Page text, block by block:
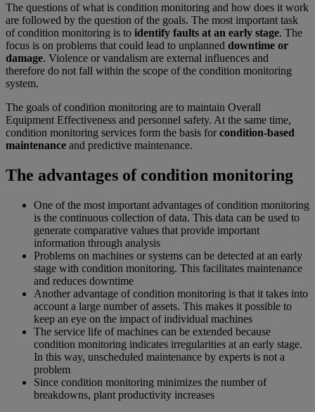
The questions of what is condition monitoring and how does it work
are followed by the question of the goals. The most important task
of condition monitoring is to identify faults at an early stage. The
focus is on problems that could lead to unplanned downtime or
damage. Violence or vandalism are external influences and
therefore do not fall within the scope of the condition monitoring
system.
The goals of condition monitoring are to maintain Overall
Equipment Effectiveness and personnel safety. At the same time,
condition monitoring services form the basis forcondition-based
maintenance and predictive maintenance.
The advantages of condition monitoring
One of the most important advantages of condition monitoring
is the continuous collection of data. This data can be used to
generate comparative values that provide important
information through analysis
Problems on machines or systems can be detected at an early
stage with condition monitoring. This facilitates maintenance
and reduces downtime
Another advantage of condition monitoring is that it takes into
account a large number of assets. This makes it possible to
keep an eye on the impact of individual machines
The service life of machines can be extended because
condition monitoring indicates irregularities at an early stage.
In this way, unscheduled maintenance by experts is not a
problem
Since condition monitoring minimizes the number of
breakdowns, plant productivity increases